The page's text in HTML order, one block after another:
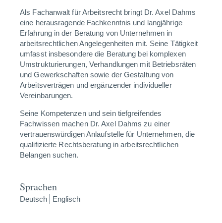
Als Fachanwalt für Arbeitsrecht bringt Dr. Axel Dahms
eine herausragende Fachkenntnis und langjährige
Erfahrung in der Beratung von Unternehmen in
arbeitsrechtlichen Angelegenheiten mit. Seine Tätigkeit
umfasst insbesondere die Beratung bei komplexen
Umstrukturierungen, Verhandlungen mit Betriebsräten
und Gewerkschaften sowie der Gestaltung von
Arbeitsverträgen und ergänzender individueller
Vereinbarungen.
Seine Kompetenzen und sein tiefgreifendes
Fachwissen machen Dr. Axel Dahms zu einer
vertrauenswürdigen Anlaufstelle für Unternehmen, die
qualifizierte Rechtsberatung in arbeitsrechtlichen
Belangen suchen.
Sprachen
Deutsch Englisch